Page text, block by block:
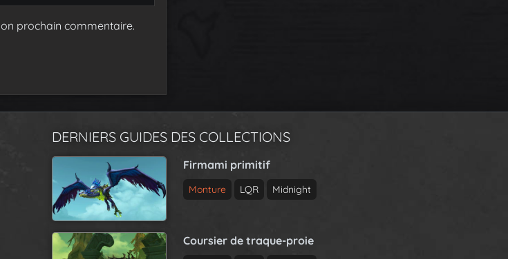
prochain commentaire.
DERNIERS GUIDES DES COLLECTIONS
Firmami primitif
Monture LQR Midnight
Coursier de traque-proie